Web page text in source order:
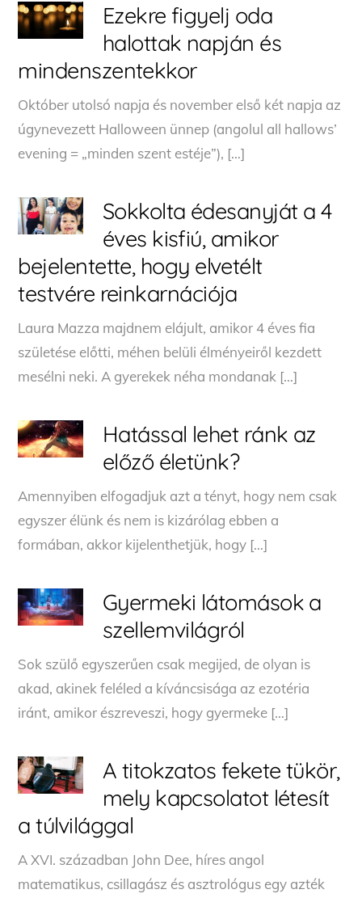
Ezekre figyelj oda
halottak napján és
mindenszentekkor
Október utolsó napja és november első két napja az
úgynevezett Halloween ünnep (angolul all hallows’
evening = „minden szent estéje”), […]
Sokkolta édesanyját a 4
éves kisfiú, amikor
bejelentette, hogy elvetélt
testvére reinkarnációja
Laura Mazza majdnem elájult, amikor 4 éves fia
születése előtti, méhen belüli élményeiről kezdett
mesélni neki. A gyerekek néha mondanak […]
Hatással lehet ránk az
előző életünk?
Amennyiben elfogadjuk azt a tényt, hogy nem csak
egyszer élünk és nem is kizárólag ebben a
formában, akkor kijelenthetjük, hogy […]
Gyermeki látomások a
szellemvilágról
Sok szülő egyszerűen csak megijed, de olyan is
akad, akinek feléled a kíváncsisága az ezotéria
iránt, amikor észreveszi, hogy gyermeke […]
A titokzatos fekete tükör,
mely kapcsolatot létesít
a túlvilággal
A XVI. században John Dee, híres angol
matematikus, csillagász és asztrológus egy azték